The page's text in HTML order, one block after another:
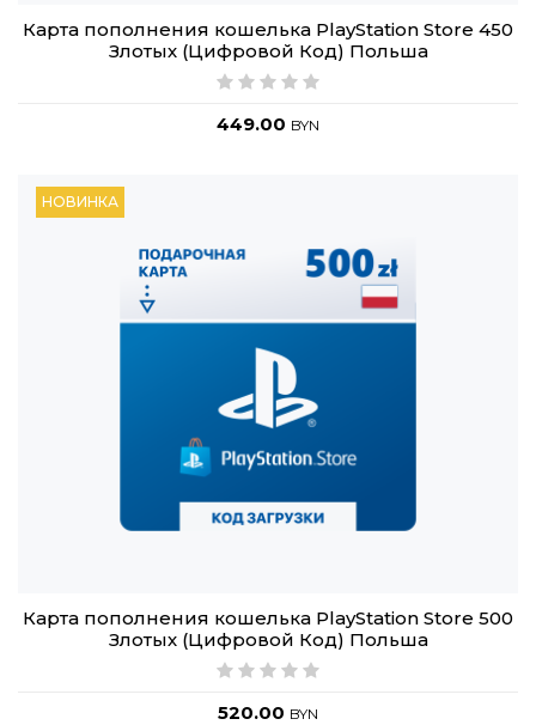
Карта пополнения кошелька PlayStation Store 450
Злотых (Цифровой Код) Польша
449.00 BYN
НОВИНКА
Карта пополнения кошелька PlayStation Store 500
Злотых (Цифровой Код) Польша
520.00 BYN